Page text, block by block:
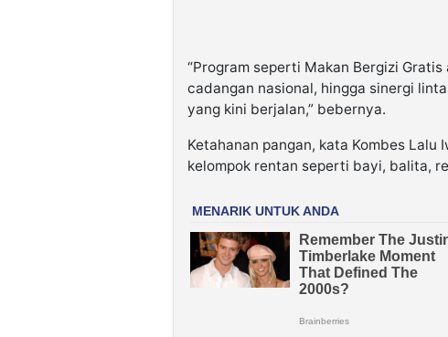
“Program seperti Makan Bergizi
cadangan nasional, hingga sinergi
yang kini berjalan,” bebernya.
Ketahanan pangan, kata Kombes
kelompok rentan seperti bayi, balita,